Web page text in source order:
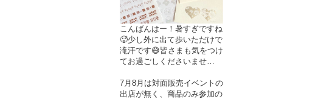
こんばんはー！暑すぎですね
🥵少し外に出て歩いただけで
滝汗です😅皆さまも気をつけ
てお過ごしくださいませ…
7月8月は対面販売イベントの
出店が無く、商品のみ参加の